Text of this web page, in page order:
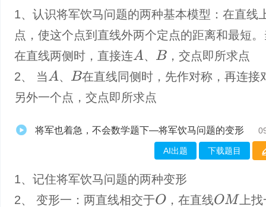
1、认识将军饮马问题的两种基本模型：在直线
点，使这个点到直线外两个定点的距离和最短
在直线两侧时，直接连 A 、 B ，交点即所求点
2、 当 A 、 B 在直线同侧时，先作对称，再连接
另外一个点，交点即所求点
将军也着急，不会数学题下—将军饮马问题的变形
AI出题 下载题目
1、​记住将军饮马问题的两种变形
2、 变形一：两直线相交于O ，在直线OM
上